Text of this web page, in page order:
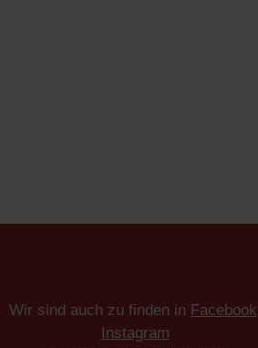
Wir sind auch zu finden in Facebook
Instagram